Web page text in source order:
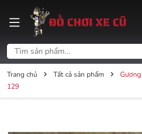
Trang chủ Tất cả sản phẩm
129